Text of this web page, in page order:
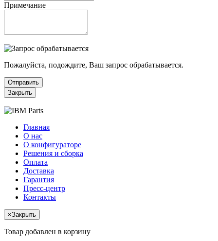
Примечание
Пожалуйста, подождите, Ваш запрос обрабатывается.
Отправить
Закрыть
Главная
О нас
О конфигураторе
Решения и сборка
Оплата
Доставка
Гарантия
Пресс-центр
Контакты
×Закрыть
Товар добавлен в корзину